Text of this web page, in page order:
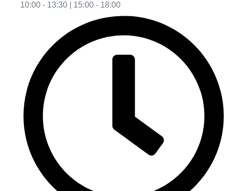
10:00 - 13:30 | 15:00 - 18:00